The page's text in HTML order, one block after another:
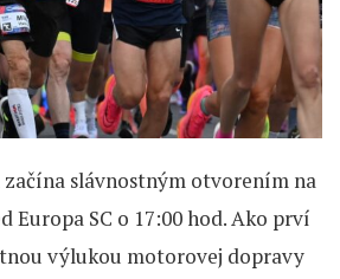
slávnostným otvorením na
Europa SC o 17:00 hod. Ako prví
výlukou motorovej dopravy